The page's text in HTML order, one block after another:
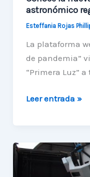
astronómico
Esteffania Rojas
La plataforma
de pandemia”
“Primera Luz”
Conoce
web
educativa
Leer entrada »